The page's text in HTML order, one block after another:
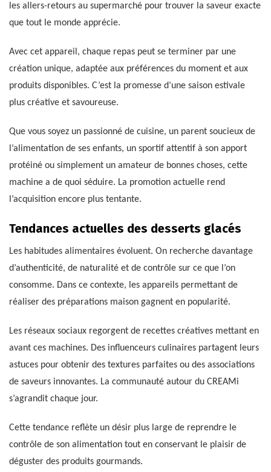
les allers-retours au supermarché pour trouver la saveur exacte
que tout le monde apprécie.
Avec cet appareil, chaque repas peut se terminer par une
création unique, adaptée aux préférences du moment et aux
produits disponibles. C’est la promesse d’une saison estivale
plus créative et savoureuse.
Que vous soyez un passionné de cuisine, un parent soucieux de
l’alimentation de ses enfants, un sportif attentif à son apport
protéiné ou simplement un amateur de bonnes choses, cette
machine a de quoi séduire. La promotion actuelle rend
l’acquisition encore plus tentante.
Tendances actuelles des desserts glacés
Les habitudes alimentaires évoluent. On recherche davantage
d’authenticité, de naturalité et de contrôle sur ce que l’on
consomme. Dans ce contexte, les appareils permettant de
réaliser des préparations maison gagnent en popularité.
Les réseaux sociaux regorgent de recettes créatives mettant en
avant ces machines. Des influenceurs culinaires partagent leurs
astuces pour obtenir des textures parfaites ou des associations
de saveurs innovantes. La communauté autour du CREAMi
s’agrandit chaque jour.
Cette tendance reflète un désir plus large de reprendre le
contrôle de son alimentation tout en conservant le plaisir de
déguster des produits gourmands.